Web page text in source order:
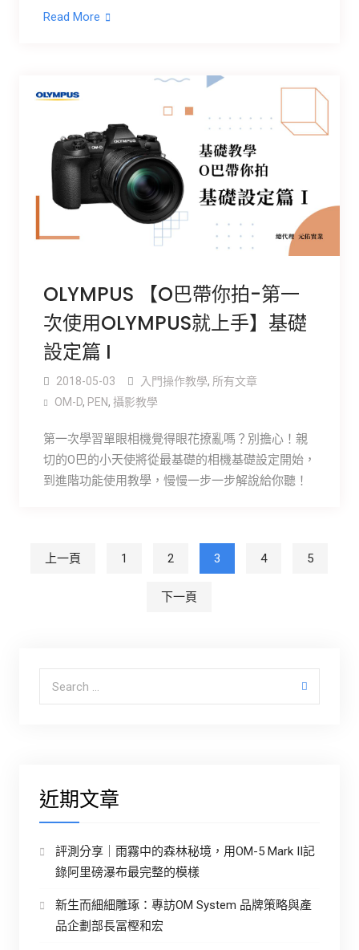
Read More
OLYMPUS 【O巴帶你拍-第一
次使用OLYMPUS就上手】基礎
設定篇 I
2018-05-03 入門操作教學, 所有文章
OM-D, PEN, 攝影教學
第一次學習單眼相機覺得眼花撩亂嗎？別擔心！親
切的O巴的小天使將從最基礎的相機基礎設定開始，
到進階功能使用教學，慢慢一步一步解說給你聽！
文章分頁
上一頁 1 2 3 4 5
下一頁
近期文章
評測分享｜雨霧中的森林秘境，用OM-5 Mark II記
錄阿里磅瀑布最完整的模樣
新生而細細雕琢：專訪OM System 品牌策略與產
品企劃部長冨樫和宏